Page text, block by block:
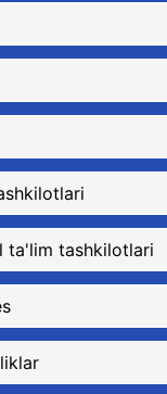
ta'lim tashkilotlari